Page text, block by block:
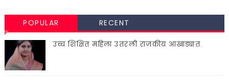
POPULAR RECENT
उच्च शिक्षित महिला उतरली राजकीय आखाड्यात.